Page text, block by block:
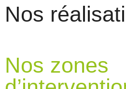
Nos
Nos zones